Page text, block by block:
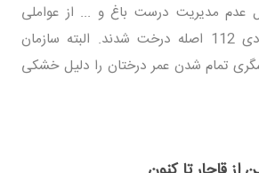
عدم مدیریت درست باغ و ... از عواملی
هستند که سبب نابودی 112 اصله درخت شدند. البته سازمان
تمام شدن عمر درختان را دلیل خشکی